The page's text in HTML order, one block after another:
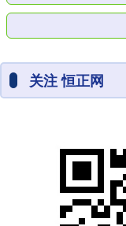
关注 恒正网